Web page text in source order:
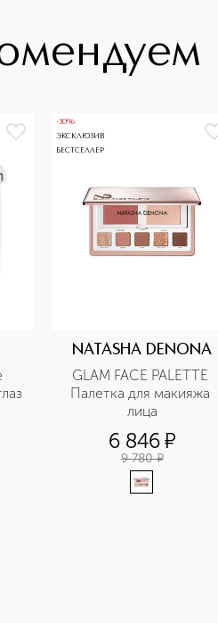
-30%
ЭКСКЛЮЗИВ
БЕСТСЕЛЛЕР
NATASHA DENONA
GLAM FACE PALETTE
Палетка для макияжа
лица
6 846¤
9 780 ¤